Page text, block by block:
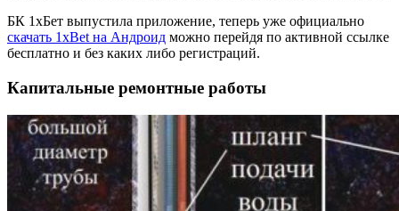
БК 1хБет выпустила приложение, теперь уже официально
скачать 1xBet на Андроид можно перейдя по активной ссылке
бесплатно и без каких либо регистраций.
Капитальные ремонтные работы